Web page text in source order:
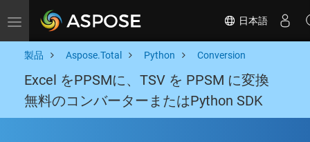
Toggle navigation 日本語
製品 Aspose.Total Python Conversion
Excel をPPSMに、TSV を PPSM に変換
無料のコンバーターまたはPython SDK